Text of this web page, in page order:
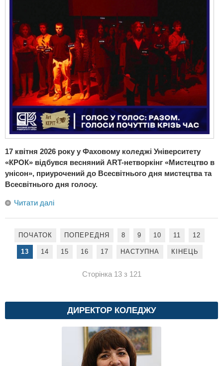
17 квітня 2026 року у Фаховому коледжі Університету
«КРОК» відбувся весняний ART-нетворкінг «Мистецтво в
унісон», приурочений до Всесвітнього дня мистецтва та
Всесвітнього дня голосу.
Читати далі
ПОЧАТОК ПОПЕРЕДНЯ 8 9 10 11 12
13 14 15 16 17 НАСТУПНА КІНЕЦЬ
Сторінка 13 з 121
ДИРЕКТОР КОЛЕДЖУ